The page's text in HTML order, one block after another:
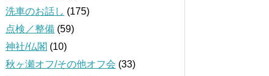
洗車のお話し (175)
点検／整備 (59)
神社/仏閣 (10)
秋ヶ瀬オフ/その他オフ会 (33)